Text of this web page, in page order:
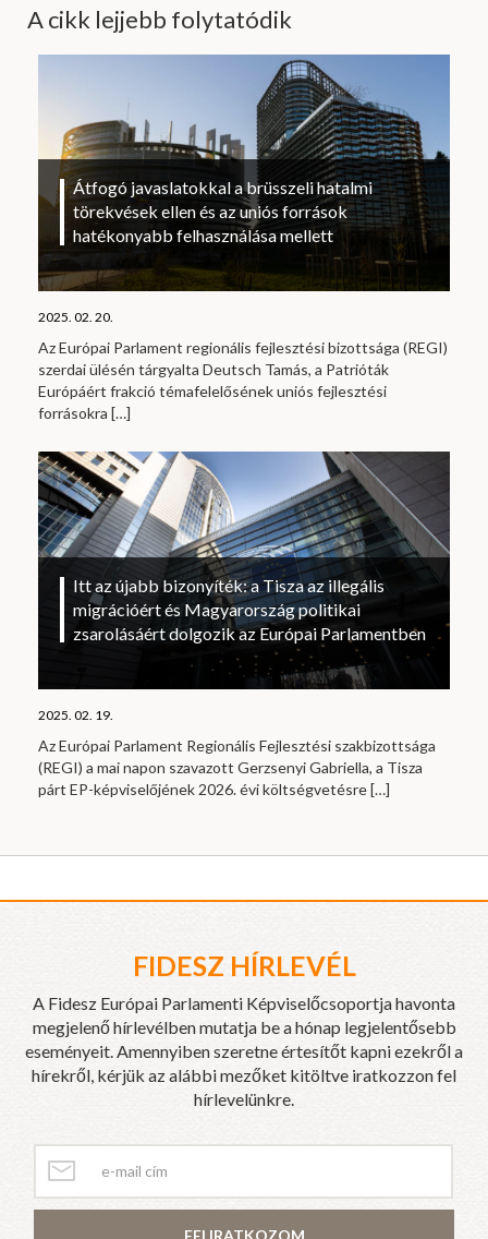
A cikk lejjebb folytatódik
Átfogó javaslatokkal a brüsszeli hatalmi
törekvések ellen és az uniós források
hatékonyabb felhasználása mellett
2025. 02. 20.
Az Európai Parlament regionális fejlesztési bizottsága (REGI)
szerdai ülésén tárgyalta Deutsch Tamás, a Patrióták
Európáért frakció témafelelősének uniós fejlesztési
forrásokra […]
Itt az újabb bizonyíték: a Tisza az illegális
migrációért és Magyarország politikai
zsarolásáért dolgozik az Európai Parlamentben
2025. 02. 19.
Az Európai Parlament Regionális Fejlesztési szakbizottsága
(REGI) a mai napon szavazott Gerzsenyi Gabriella, a Tisza
párt EP-képviselőjének 2026. évi költségvetésre[…]
FIDESZ HÍRLEVÉL
A Fidesz Európai Parlamenti Képviselőcsoportja havonta
megjelenő hírlevélben mutatja be a hónap legjelentősebb
eseményeit. Amennyiben szeretne értesítőt kapni ezekről a
hírekről, kérjük az alábbi mezőket kitöltve iratkozzon fel
hírlevelünkre.
FELIRATKOZOM